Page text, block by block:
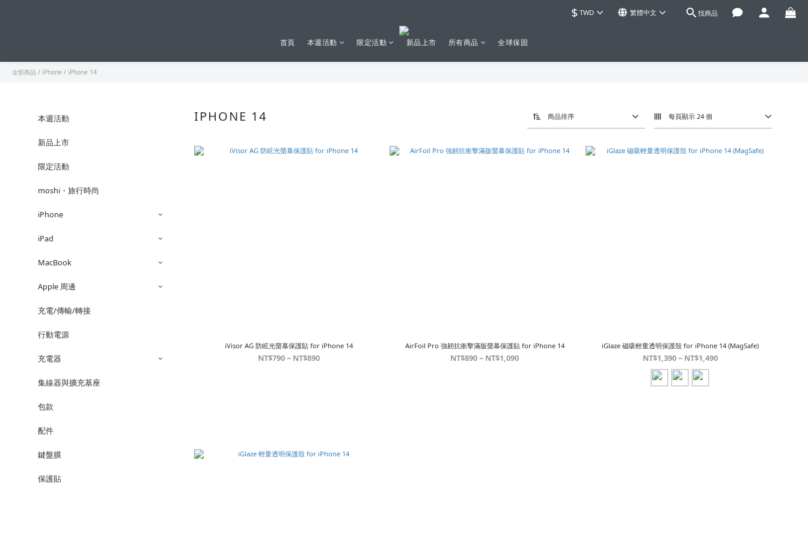
$ TWD 繁體中文 找商品
首頁 本週活動 限定活動 新品上市 所有商品 全球保固
全部商品 / iPhone / iPhone 14
本週活動
新品上市
限定活動
moshi・旅行時尚
iPhone
iPad
MacBook
Apple 周邊
充電/傳輸/轉接
行動電源
充電器
集線器與擴充基座
包款
配件
鍵盤膜
保護貼
IPHONE 14 商品排序 每頁顯示 24 個
iVisor AG 防眩光螢幕保護貼 for iPhone 14
NT$790 ~ NT$890
AirFoil Pro 強韌抗衝擊滿版螢幕保護貼 for iPhone 14
NT$890 ~ NT$1,090
iGlaze 磁吸輕量透明保護殼 for iPhone 14 (MagSafe)
NT$1,390 ~ NT$1,490